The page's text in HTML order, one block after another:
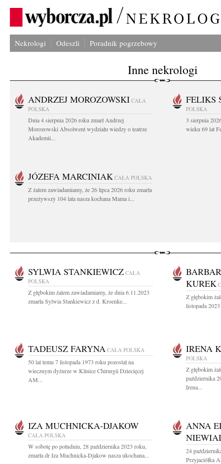
Nekrologi Odeszli Poradnik pogrzebowy
Inne nekrologi
ANDRZEJ MOROZOWSKI CAŁA
POLSKA
Dnia 4 sierpnia 2026 roku zmarł Andrzej
Morozowski Absolwent wydziału wiedzy o teatrze
Akademii...
FELIKS
POLSKA
3 sierpnia
wieku 69 lat
JÓZEFA MARCINIAK CAŁA POLSKA
Z żalem zawiadamiamy, że 26 lipca 2026 roku zmarła
przeżywszy 104 lata nasza kochana Mama i...
SYLWIA STANKIEWICZ CAŁA
POLSKA
Z głębokim żalem zawiadamiamy, że dnia 6.11.2023
zmarła Sylwia Stankiewicz z d. Kroenke...
KUREK
Z głębokim
listopada
TADEUSZ FARYNA CAŁA POLSKA
50 lat temu 7 listopada 1973 roku pozostał na
wiecznym dyżurze w Klinice Chirurgii Dziecięcej
AM...
IRENA
POLSKA
Z głębokim
października
Irena...
IZA MUCHNICKA-DJAKOW
CAŁA POLSKA
W sobotę po południu, 28 października 2023 roku,
zmarła dr Iza Muchnicka-Djakow nasza ukochana...
ANNA
24
Przyjaciółka